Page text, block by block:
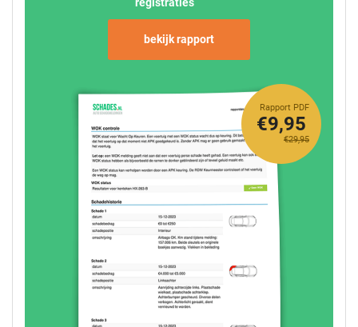
bekijk rapport
Rapport PDF
€29,95
€9,95